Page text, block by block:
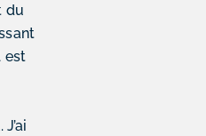
du
est
. J’ai